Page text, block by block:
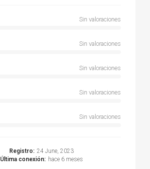
Sin valoraciones
Sin valoraciones
Sin valoraciones
Sin valoraciones
Sin valoraciones
Registro: 24 June, 2023
Última conexión: hace 6 meses